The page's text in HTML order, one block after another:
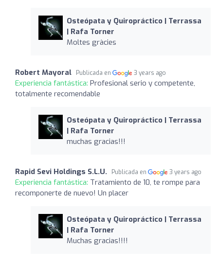
Osteópata y Quiropráctico | Terrassa
| Rafa Torner
Moltes gràcies
Robert Mayoral Publicada en 3 years ago
Experiencia fantástica: Profesional serio y competente,
totalmente recomendable
Osteópata y Quiropráctico | Terrassa
| Rafa Torner
muchas gracias!!!
Rapid Sevi Holdings S.L.U. Publicada en 3 years ago
Experiencia fantástica: Tratamiento de 10, te rompe para
recomponerte de nuevo! Un placer
Osteópata y Quiropráctico | Terrassa
| Rafa Torner
Muchas gracias!!!!